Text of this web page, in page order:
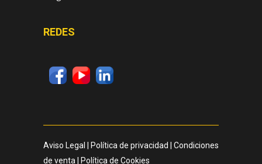
REDES
Aviso Legal Política de privacidad
Condiciones
de venta
Política de Cookies